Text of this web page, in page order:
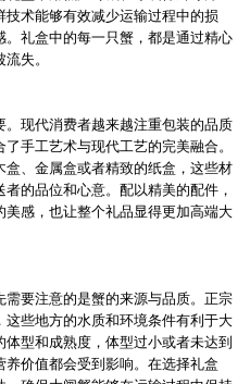
术能够有效减少运输过程中的损
礼盒中的每一只蟹，都是通过精心
失。
现代消费者越来越注重包装的品质
手工艺术与现代工艺的完美融合。
、金属盒或者精致的纸盒，这些材
的品位和心意。配以精美的配件，
感，也让整个礼品显得更加高端大
要注意的是蟹的来源与品质。正宗
些地方的水质和环境条件有利于大
型和成熟度，体型过小或者未达到
价值都会受到影响。在选择礼盒